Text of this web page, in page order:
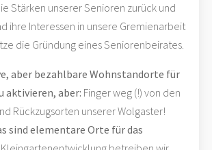
Stärken unserer Senioren zurück und
ihre Interessen in unsere Gremienarbeit
die Gründung eines Seniorenbeirates.
aber bezahlbare Wohnstandorte für
aktivieren, aber: Finger weg (!) von den
Rückzugsorten unserer Wolgaster!
sind elementare Orte für das